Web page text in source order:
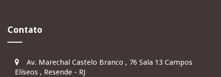
Contato
Av. Marechal Castelo Branco , 76 Sala 13 Campos
Elíseos , Resende - RJ